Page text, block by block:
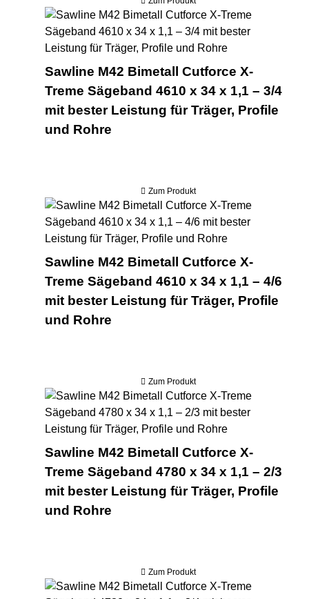
Sawline M42 Bimetall Cutforce X-
Treme Sägeband 4610 x 34 x 1,1 – 3/4
mit bester Leistung für Träger, Profile
und Rohre
Zum Produkt
Sawline M42 Bimetall Cutforce X-
Treme Sägeband 4610 x 34 x 1,1 – 4/6
mit bester Leistung für Träger, Profile
und Rohre
Zum Produkt
Sawline M42 Bimetall Cutforce X-
Treme Sägeband 4780 x 34 x 1,1 – 2/3
mit bester Leistung für Träger, Profile
und Rohre
Zum Produkt